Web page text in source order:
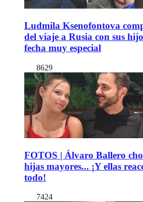
Ludmila Ksenofontova
del viaje a Rusia con sus
fecha muy especial
8629
FOTOS | Álvaro Ballero
hijas mayores... ¡Y ellas
todo!
7424